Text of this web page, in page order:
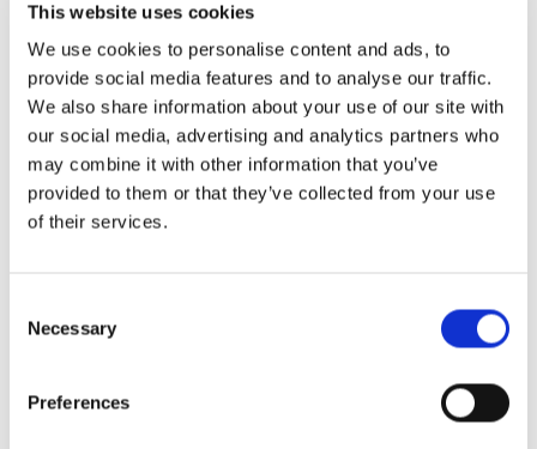
This website uses cookies
We use cookies to personalise content and ads, to
provide social media features and to analyse our traffic.
We also share information about your use of our site with
our social media, advertising and analytics partners who
may combine it with other information that you’ve
provided to them or that they’ve collected from your use
of their services.
Selection
Necessary
Preferences
tilberede 4- og 6-retters smagsmenuer, mens de
spiser. Den erfarne tyske kok, Matthias Diether,
skaber visuelt fantastiske retter med indviklede
detaljer og en moderne aura, der byder på et
harmonisk samspil af smag og teksturer. Den varme
Michelin-inspektørerne udtrykte deres beundring for
de indviklede madlavningsteknikker, der blev vist i
retterne, samt den bemærkelsesværdige harmoni af